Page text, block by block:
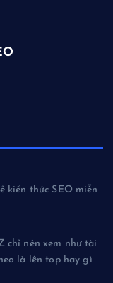
kiến thức SEO miễn
chỉ nên xem như tài
là lên top hay gì